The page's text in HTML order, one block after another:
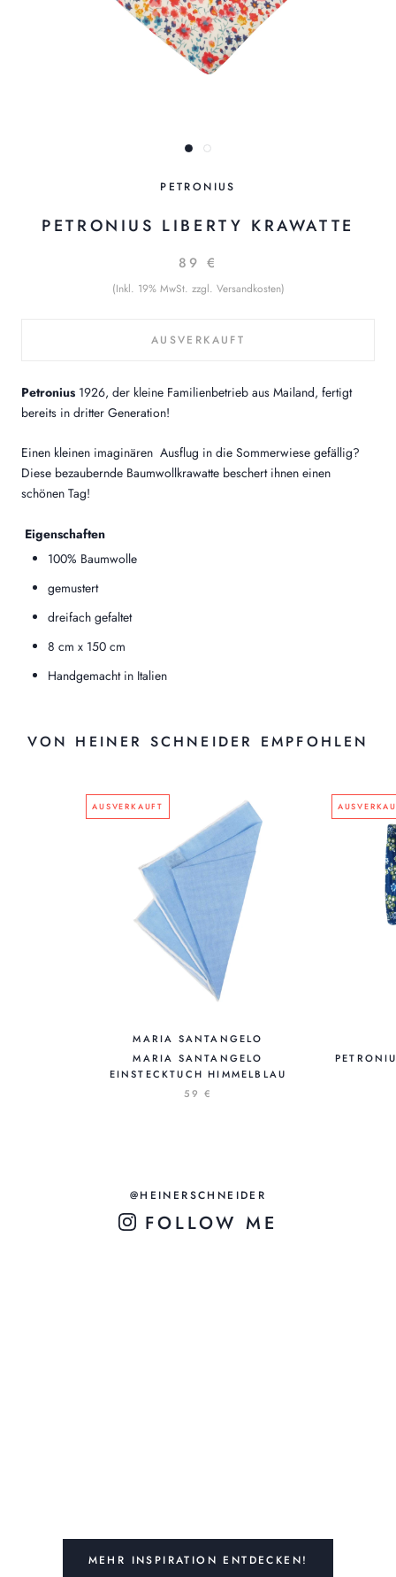
PETRONIUS
PETRONIUS LIBERTY KRAWATTE
89 €
(Inkl. 19% MwSt. zzgl. Versandkosten)
AUSVERKAUFT
Petronius 1926, der kleine Familienbetrieb aus Mailand, fertigt
bereits in dritter Generation!
Einen kleinen imaginären Ausflug in die Sommerwiese gefällig?
Diese bezaubernde Baumwollkrawatte beschert ihnen einen
schönen Tag!
Eigenschaften
100% Baumwolle
gemustert
dreifach gefaltet
8 cm x 150 cm
Handgemacht in Italien
VON HEINER SCHNEIDER EMPFOHLEN
AUSVERKAUFT
MARIA SANTANGELO
MARIA SANTANGELO
EINSTECKTUCH HIMMELBLAU
59 €
@HEINERSCHNEIDER
FOLLOW ME
MEHR INSPIRATION ENTDECKEN!